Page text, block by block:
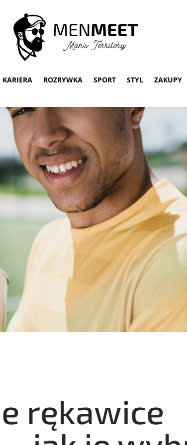
KARIERA ROZRYWKA SPORT STYL ZAKUPY
rękawice